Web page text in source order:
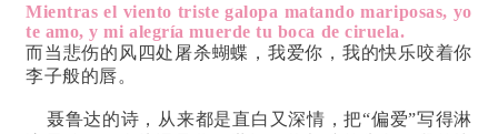
Mientras el viento triste galopa matando mariposas, yo
te amo, y mi alegría muerde tu boca de ciruela.
而当悲伤的风四处屠杀蝴蝶，我爱你，我的快乐咬着你
李子般的唇。
聂鲁达的诗，从来都是直白又深情，把“偏爱”写得淋